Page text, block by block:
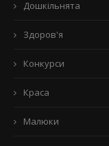
Дошкільнята
Здоров'я
Конкурси
Краса
Малюки